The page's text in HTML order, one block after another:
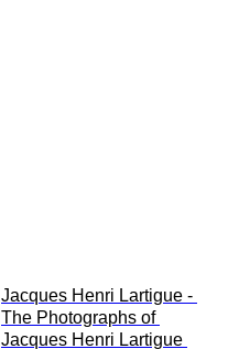
Jacques Henri Lartigue -
The Photographs of
Jacques Henri Lartigue